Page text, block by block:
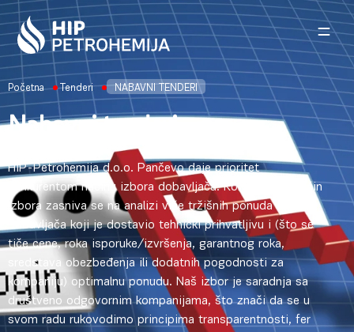
Skip to content
Početna Tenderi NABAVNI TENDERI
Nabavni tenderi
HIP-Petrohemija d.o.o. Pančevo daje prioritet
konkurentom načinu izbora dobavlјača. Konkurentan način
izbora zasniva se na analizi više tržišnih ponuda i izboru
dobavlјača koji je dostavio tehnički prihvatlјivu i (što se
tiče cene, roka isporuke/izvršenja, garantnog roka,
sredstava obezbeđenja ili dodatnih pogodnosti za
kompaniju) optimalnu ponudu. Naš izbor je saradnja sa
društveno odgovornim kompanijama, što znači da se u
svom radu rukovodimo principima transparentnosti, fer